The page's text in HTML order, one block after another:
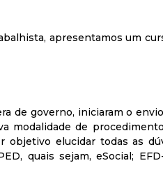
apresentamos um
de governo, iniciaram o
modalidade de
objetivo elucidar todas as
quais sejam, eSocial;